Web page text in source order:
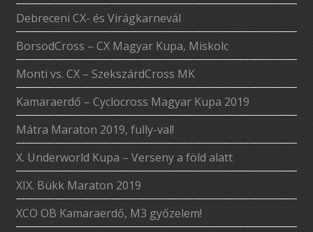
Debreceni CX- és Virágkarnevál
BorsodCross – CX Magyar Kupa, Miskolc
Monti vs. CX – SzekszárdCross MK
Kamaraerdő – Cyclocross Magyar Kupa 2019
Mátra Maraton 2019, fully-val!
X. Underworld Kupa – Verseny a föld alatt
XIX. Bükk Maraton 2019
XCO OB Kamaraerdő, M3 győzelem!